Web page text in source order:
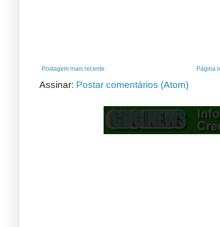
Postagem mais recente Página
Assinar: Postar comentários (Atom)